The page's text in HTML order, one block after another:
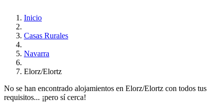
Inicio
Casas Rurales
Navarra
Elorz/Elortz
No se han encontrado alojamientos en Elorz/Elortz con todos tus
requisitos... ¡pero sí cerca!